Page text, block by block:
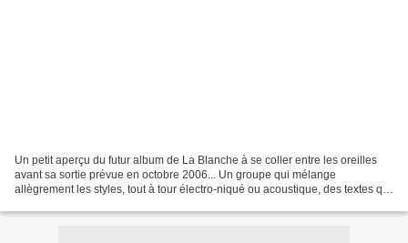
Un petit aperçu du futur album de La Blanche à se coller entre les oreilles
avant sa sortie prévue en octobre 2006... Un groupe qui mélange
allègrement les styles, tout à tour électro-niqué ou acoustique, des textes qui